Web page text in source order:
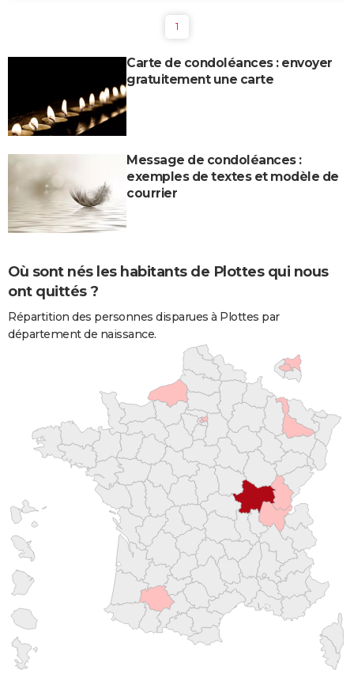
1
Carte de condoléances : envoyer
gratuitement une carte
Message de condoléances :
exemples de textes et modèle de
courrier
Où sont nés les habitants de Plottes qui nous
ont quittés ?
Répartition des personnes disparues à Plottes par
département de naissance.